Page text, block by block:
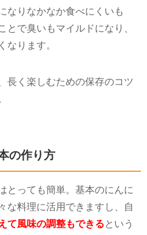
なりなかなか食べにくいも
とで臭いもマイルドになり、
なります。
長く楽しむための保存のコツ
の作り方
とっても簡単。基本のにんに
な料理に活用できますし、自
て風味の調整もできる という